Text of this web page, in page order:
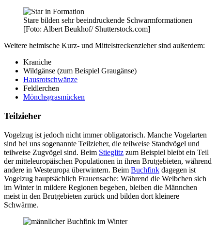
Stare bilden sehr beeindruckende Schwarmformationen
[Foto: Albert Beukhof/ Shutterstock.com]
Weitere heimische Kurz- und Mittelstreckenzieher sind außerdem:
Kraniche
Wildgänse (zum Beispiel Graugänse)
Hausrotschwänze
Feldlerchen
Mönchsgrasmücken
Teilzieher
Vogelzug ist jedoch nicht immer obligatorisch. Manche Vogelarten
sind bei uns sogenannte Teilzieher, die teilweise Standvögel und
teilweise Zugvögel sind. Beim Stieglitz zum Beispiel bleibt ein Teil
der mitteleuropäischen Populationen in ihren Brutgebieten, während
andere in Westeuropa überwintern. Beim Buchfink dagegen ist
Vogelzug hauptsächlich Frauensache: Während die Weibchen sich
im Winter in mildere Regionen begeben, bleiben die Männchen
meist in den Brutgebieten zurück und bilden dort kleinere
Schwärme.